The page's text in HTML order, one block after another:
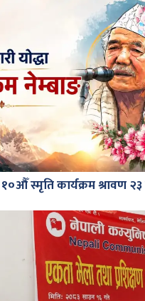
स्मृति कार्यक्रम श्रावण